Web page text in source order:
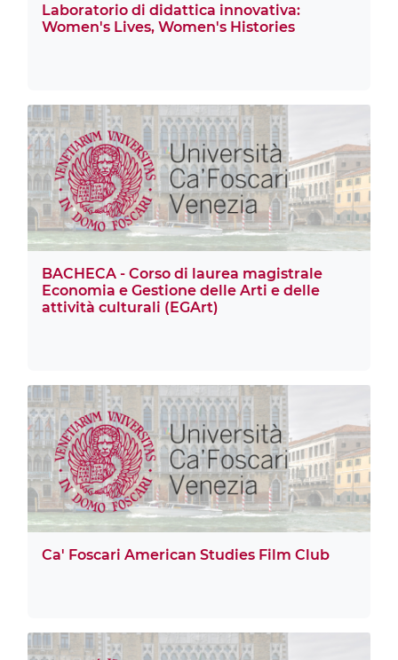
Laboratorio di didattica innovativa:
Women's Lives, Women's Histories
BACHECA - Corso di laurea magistrale
Economia e Gestione delle Arti e delle
attività culturali (EGArt)
Ca' Foscari American Studies Film Club